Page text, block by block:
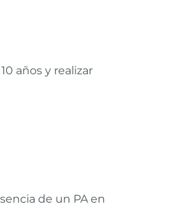
años y realizar
de un PA en